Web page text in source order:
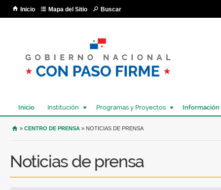
Inicio Mapa del Sitio Buscar
Inicio Institución Programas y Proyectos Información
USTED SE ENCUENTRA AQUÍ
» CENTRO DE PRENSA » NOTICIAS DE PRENSA
Noticias de prensa